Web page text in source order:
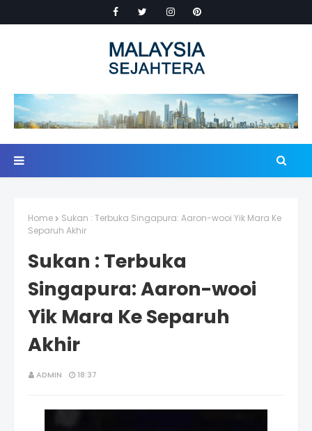
Home
Sukan : Terbuka Singapura: Aaron-wooi Yik Mara Ke
Separuh Akhir
Sukan : Terbuka
Singapura: Aaron-wooi
Yik Mara Ke Separuh
Akhir
ADMIN 18:37